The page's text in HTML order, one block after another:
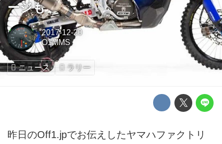
ージも
2017-12-20
O1MMS
ニュース ラリー
昨日のOff1.jpでお伝えしたヤマハファクトリ